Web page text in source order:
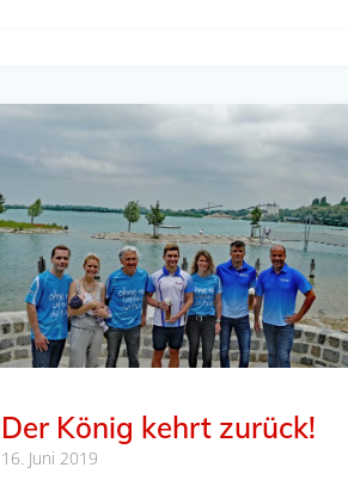
Der König kehrt zurück!
16. Juni 2019